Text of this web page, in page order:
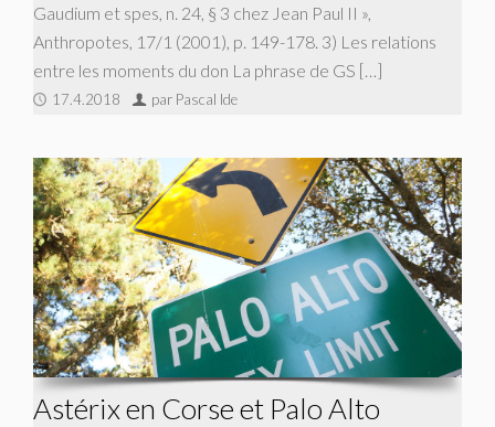
Gaudium et spes, n. 24, § 3 chez Jean Paul II »,
Anthropotes, 17/1 (2001), p. 149-178. 3) Les relations
entre les moments du don La phrase de GS […]
17.4.2018 par Pascal Ide
Astérix en Corse et Palo Alto